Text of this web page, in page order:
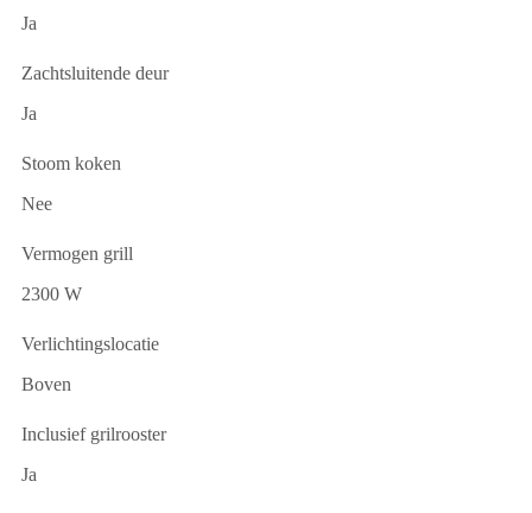
Ja
Zachtsluitende deur
Ja
Stoom koken
Nee
Vermogen grill
2300 W
Verlichtingslocatie
Boven
Inclusief grilrooster
Ja